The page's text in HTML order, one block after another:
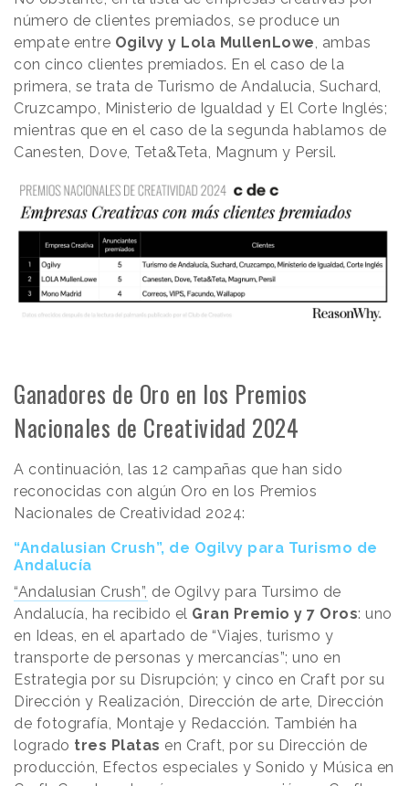
número de clientes premiados, se produce un
empate entre Ogilvy y Lola MullenLowe, ambas
con cinco clientes premiados. En el caso de la
primera, se trata de Turismo de Andalucia, Suchard,
Cruzcampo, Ministerio de Igualdad y El Corte Inglés;
mientras que en el caso de la segunda hablamos de
Canesten, Dove, Teta&Teta, Magnum y Persil.
Ganadores de Oro en los Premios
Nacionales de Creatividad 2024
A continuación, las 12 campañas que han sido
reconocidas con algún Oro en los Premios
Nacionales de Creatividad 2024:
“Andalusian Crush”, de Ogilvy para Turismo de
Andalucía
“Andalusian Crush”, de Ogilvy para Tursimo de
Andalucía, ha recibido el Gran Premio y 7 Oros: uno
en Ideas, en el apartado de “Viajes, turismo y
transporte de personas y mercancías”; uno en
Estrategia por su Disrupción; y cinco en Craft por su
Dirección y Realización, Dirección de arte, Dirección
de fotografía, Montaje y Redacción. También ha
logrado tres Platas en Craft, por su Dirección de
producción, Efectos especiales y Sonido y Música en